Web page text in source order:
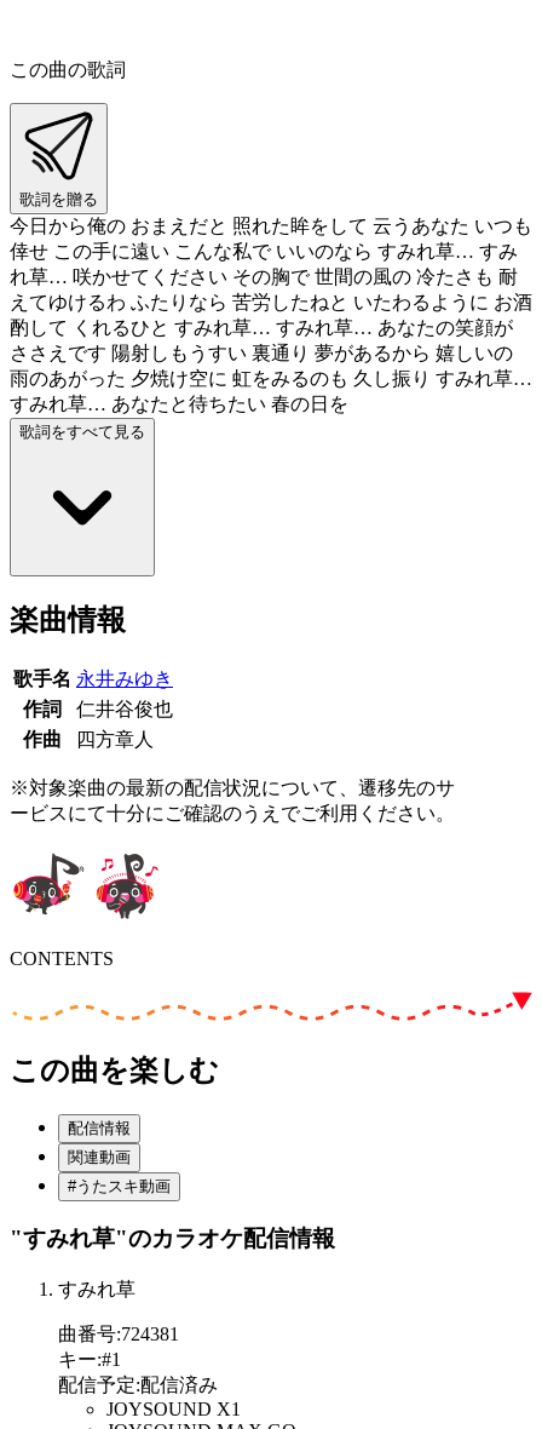
この曲の歌詞
歌詞を贈る
今日から俺の おまえだと 照れた眸をして 云うあなた いつも
倖せ この手に遠い こんな私で いいのなら すみれ草… すみ
れ草… 咲かせてください その胸で 世間の風の 冷たさも 耐
えてゆけるわ ふたりなら 苦労したねと いたわるように お酒
酌して くれるひと すみれ草… すみれ草… あなたの笑顔が
ささえです 陽射しもうすい 裏通り 夢があるから 嬉しいの
雨のあがった 夕焼け空に 虹をみるのも 久し振り すみれ草…
すみれ草… あなたと待ちたい 春の日を
歌詞をすべて見る
楽曲情報
歌手名 永井みゆき
作詞
仁井谷俊也
作曲
四方章人
※対象楽曲の最新の配信状況について、遷移先のサ
ービスにて十分にご確認のうえでご利用ください。
CONTENTS
この曲を楽しむ
配信情報
関連動画
#うたスキ動画
"すみれ草"のカラオケ配信情報
すみれ草
曲番号:724381
キー:#1
配信予定:配信済み
JOYSOUND X1